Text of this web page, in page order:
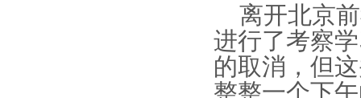
离开北京前
进行了考察
的取消，但
整整一个下